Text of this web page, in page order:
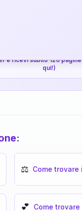
e ricevi subito 120
qui!)
⚖️ Come
💕 Come